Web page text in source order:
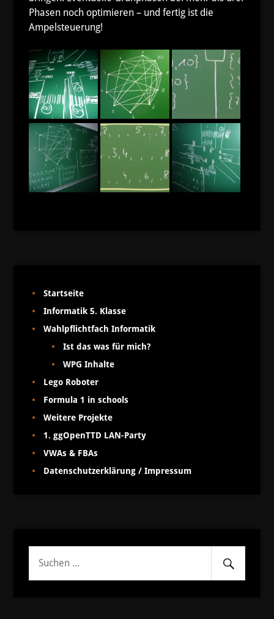
Phasen noch optimieren – und fertig ist die
Ampelsteuerung!
Startseite
Informatik 5. Klasse
Wahlpflichtfach Informatik
Ist das was für mich?
WPG Inhalte
Lego Roboter
Formula 1 in schools
Weitere Projekte
1. ggOpenTTD LAN-Party
VWAs & FBAs
Datenschutzerklärung / Impressum
Suche
Senden